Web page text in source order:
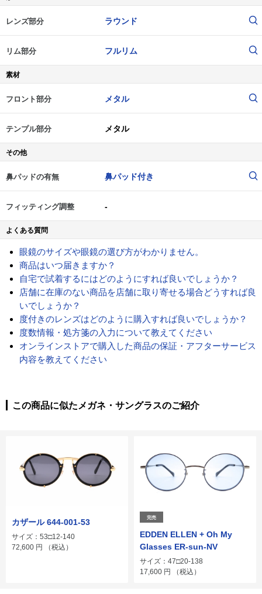
レンズ部分 ラウンド
リム部分 フルリム
素材
フロント部分 メタル
テンプル部分 メタル
その他
鼻パッドの有無 鼻パッド付き
フィッティング調整 -
よくある質問
眼鏡のサイズや眼鏡の選び方がわかりません。
商品はいつ届きますか？
自宅で試着するにはどのようにすれば良いでしょうか？
店舗に在庫のない商品を店舗に取り寄せる場合どうすれば良
いでしょうか？
度付きのレンズはどのように購入すれば良いでしょうか？
度数情報・処方箋の入力について教えてください
オンラインストアで購入した商品の保証・アフターサービス
内容を教えてください
この商品に似たメガネ・サングラスのご紹介
カザール 644-001-53
サイズ：53□12-140
72,600 円 （税込）
完売
EDDEN ELLEN + Oh My
Glasses ER-sun-NV
サイズ：47□20-138
17,600 円 （税込）